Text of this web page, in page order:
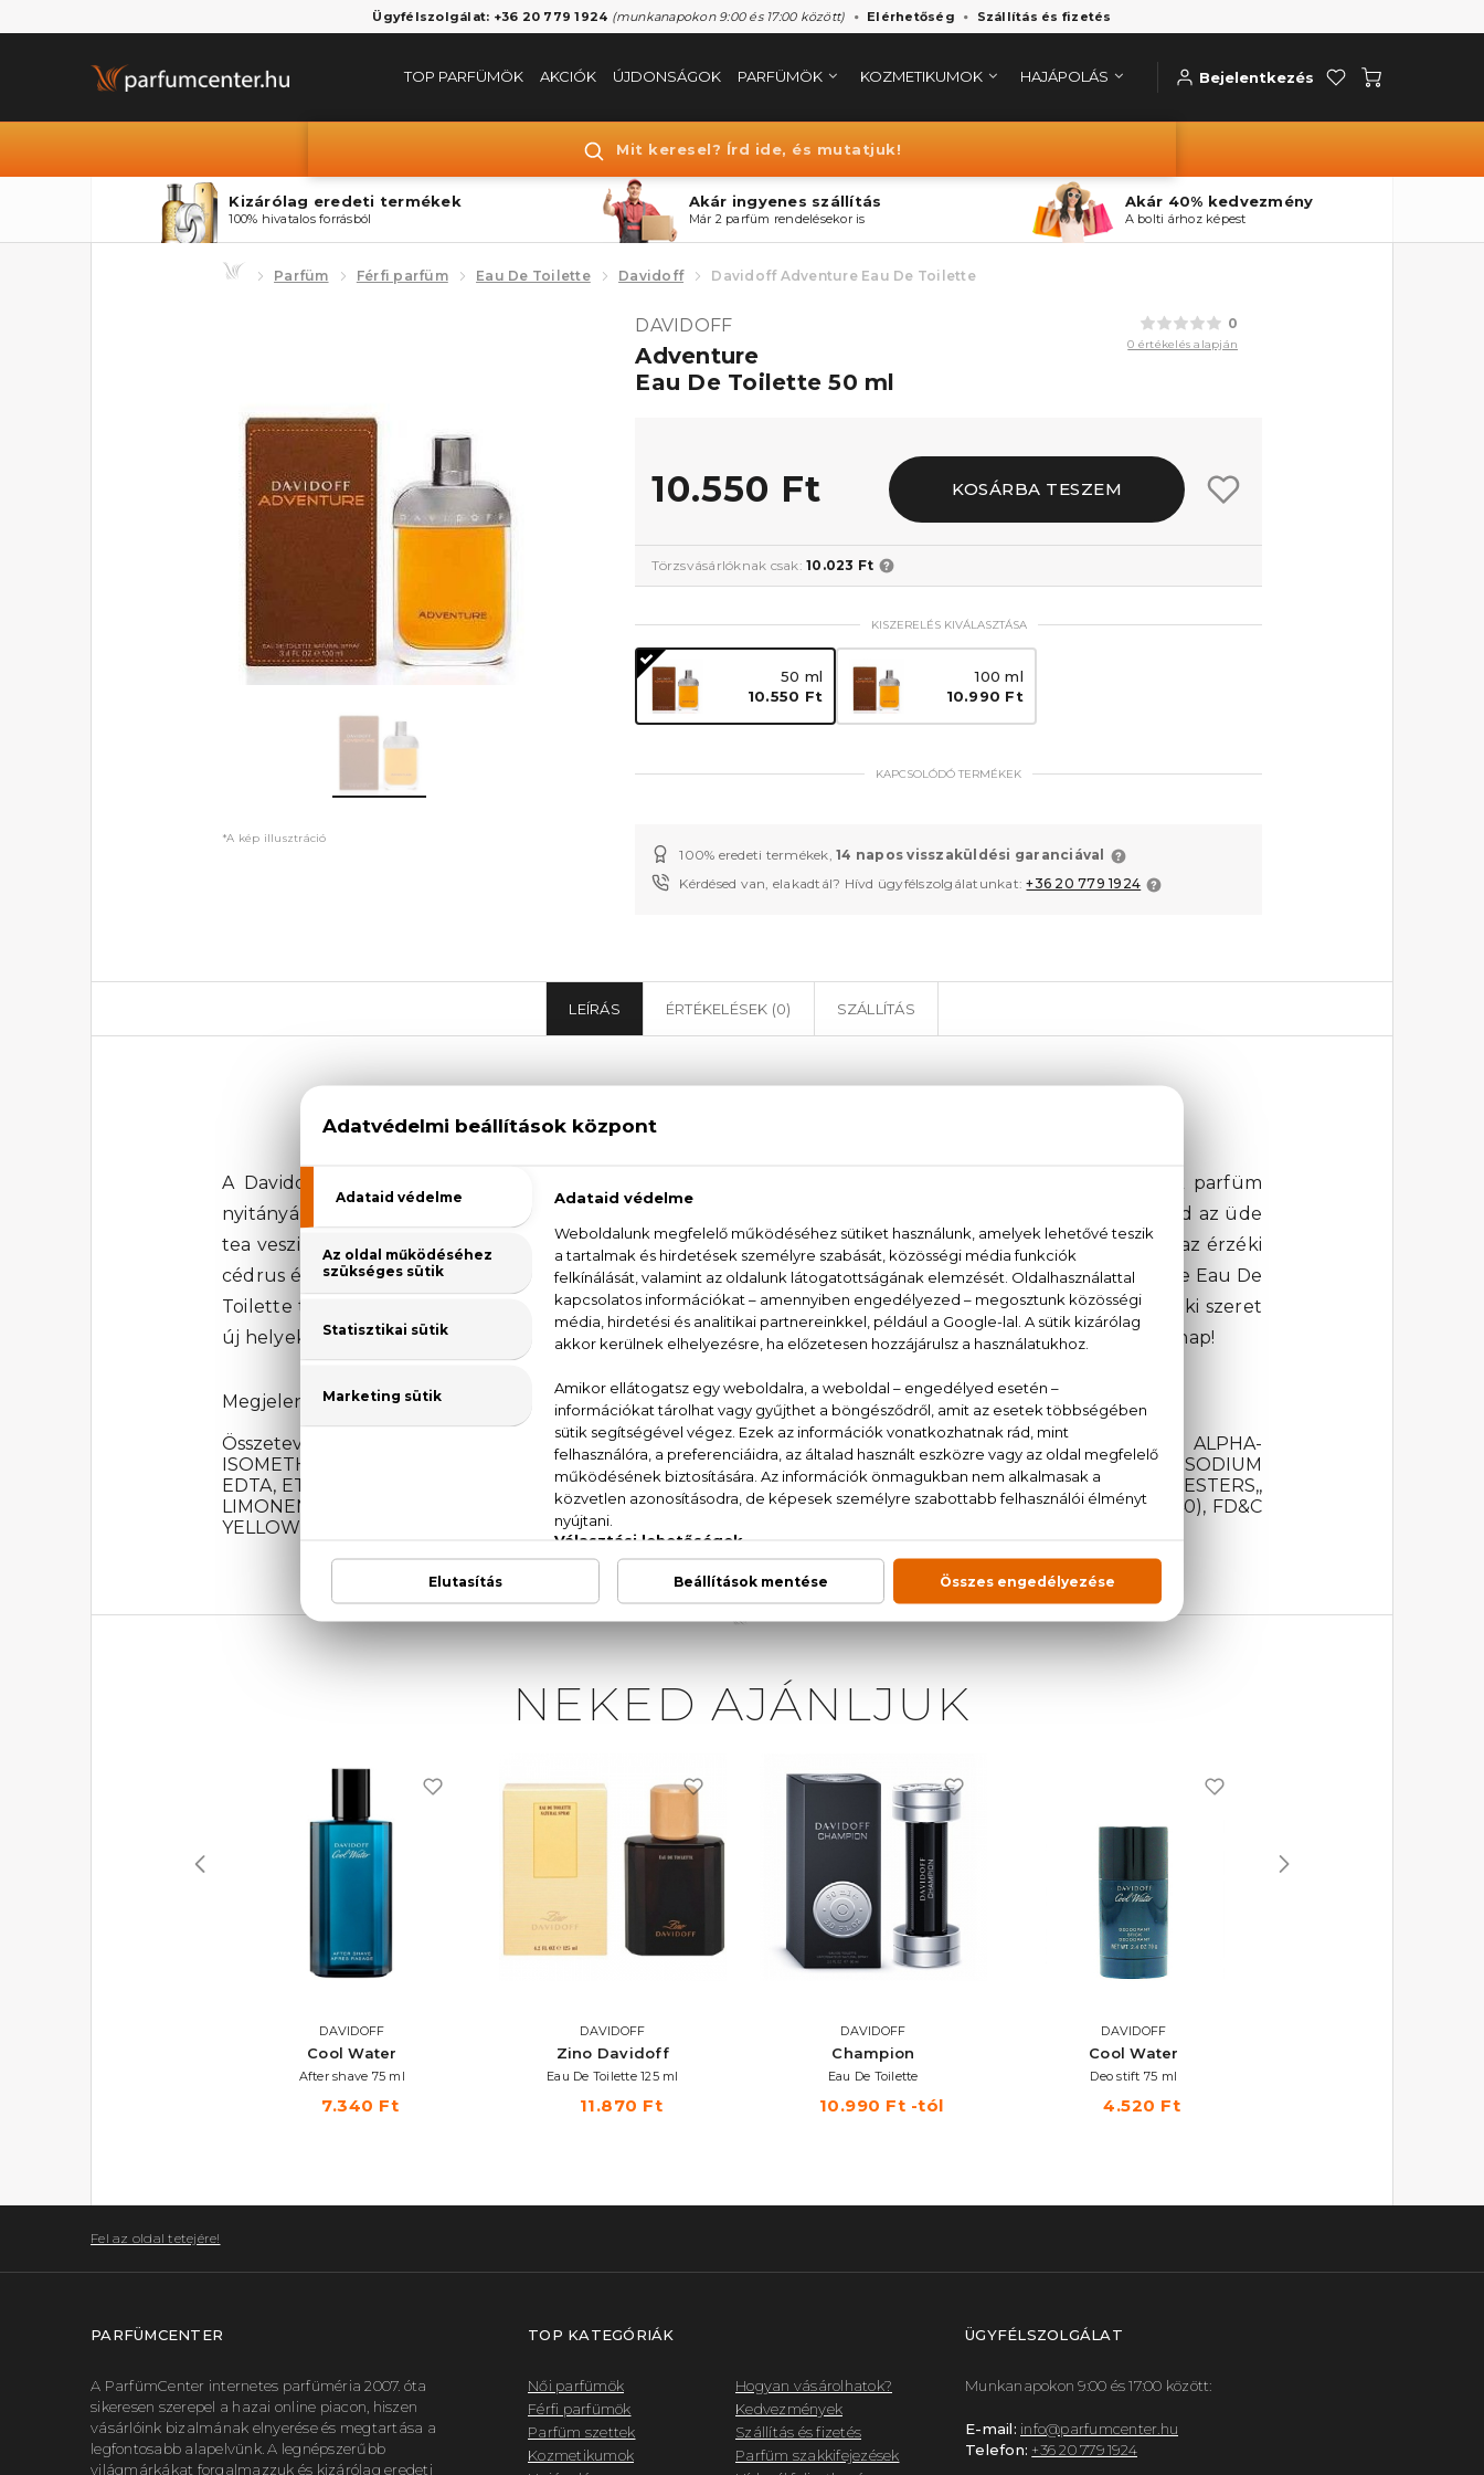
Ügyfélszolgálat: +36 20 779 1924 (munkanapokon 9:00 és 17:00 között) Elérhetőség Szállítás és fizetés
TOP PARFÜMÖK AKCIÓK ÚJDONSÁGOK PARFÜMÖK KOZMETIKUMOK HAJÁPOLÁS Bejelentkezés
Mit keresel? Írd ide, és mutatjuk!
Kizárólag eredeti termékek
100% hivatalos forrásból
Akár ingyenes szállítás
Már 2 parfüm rendelésekor is
Akár 40% kedvezmény
A bolti árhoz képest
Parfüm Férfi parfüm Eau De Toilette Davidoff Davidoff Adventure Eau De Toilette
*A kép illusztráció
0
0 értékelés alapján
DAVIDOFF
Adventure
Eau De Toilette 50 ml
10.550 Ft KOSÁRBA TESZEM
Törzsvásárlóknak csak:10.023 Ft
KISZERELÉS KIVÁLASZTÁSA
50 ml
10.550 Ft
100 ml
10.990 Ft
KAPCSOLÓDÓ TERMÉKEK
100% eredeti termékek,14 napos visszaküldési garanciával
Kérdésed van, elakadtál? Hívd ügyfélszolgálatunkat:+36 20 779 1924
LEÍRÁS ÉRTÉKELÉSEK (0) SZÁLLÍTÁS
Davidoff Adventure Eau De Toilette
A Davidoff Adventure Eau De Toilette férfi parfüm a szabadság és a kaland illatát zárja magába.
A parfüm
nyitányában a citrusos jegyek, a lédús narancs, a citrom, és a mandarin vonják magukra a figyelmet - majd az üde
tea veszi át a stafétát a hódító fekete szezám és a csípős pimento paprika társaságában. Végül a vetiver, az érzéki
cédrus és a csábító pézsma gondoskodik a parfüm nyújtotta élmény elmélyítéséről.A Davidoff Adventure Eau De
Toilette tükrözi a modern, kalandvágyó férfi személyiségét, aki szeret az ismeretlen utakon barangolni, aki szeret
új helyeket felfedezni. Próbáld ki és érezd a szabadságot, a kalandot és a természet illatát minden egyes nap!
Megjelenési év: 2008
Összetevők: ALCOHOL DENAT., WATER, FRAGRANCE, ACRYLATES/OCTYLACRYLAMIDE COPOLYMER, ALPHA-
ISOMETHYL IONONE, BHT, BUTYL METHOXYDIBENZOYLMETHANE, CITRAL, CITRONELLOL, COUMARIN, DISODIUM
EDTA, ETHYLHEXYL METHOXYCINNAMATE, ETHYLHEXYL SALICYLATE, GERANIOL, HYDROLYZED JOJOBA ESTERS,,
LIMONENE, LINALOOL, FD&C BLUE N°1 (CI 42090), FD&C RED N°4 (CI 14700), FD&C YELLOW N°5 (CI 19140), FD&C
YELLOW N°6 (CI 15985).
NEKED AJÁNLJUK
DAVIDOFF
Cool Water
After shave 75 ml
7.340 Ft
DAVIDOFF
Zino Davidoff
Eau De Toilette 125 ml
11.870 Ft
DAVIDOFF
Champion
Eau De Toilette
10.990 Ft -tól
DAVIDOFF
Cool Water
Deo stift 75 ml
4.520 Ft
Fel az oldal tetejére!
PARFÜMCENTER
A ParfümCenter internetes parfüméria 2007. óta
sikeresen szerepel a hazai online piacon, hiszen
vásárlóink bizalmának elnyerése és megtartása a
legfontosabb alapelvünk. A legnépszerűbb
világmárkákat forgalmazzuk és kizárólag eredeti
TOP KATEGÓRIÁK
Női parfümök
Férfi parfümök
Parfüm szettek
Kozmetikumok
Hogyan vásárolhatok?
Kedvezmények
Szállítás és fizetés
Parfüm szakkifejezések
ÜGYFÉLSZOLGÁLAT
Munkanapokon 9:00 és 17:00 között:
E-mail: info@parfumcenter.hu
Telefon: +36 20 779 1924